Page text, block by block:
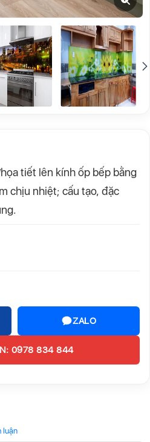
tiết lên kính ốp bếp bằng
chịu nhiệt; cấu tạo, đặc
ZALO
0978 834 844
luận